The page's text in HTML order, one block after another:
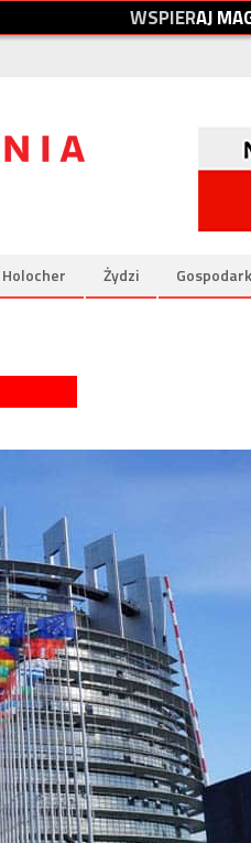
WSPIERAJMA
Żydzi